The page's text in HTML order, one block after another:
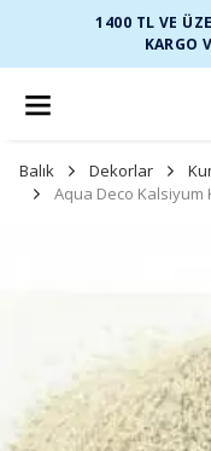
1400 TL VE
KARGO
Balık Dekorlar
Aqua Deco Kalsiyum